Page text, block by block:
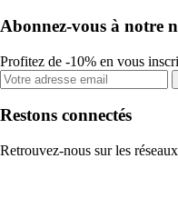
Abonnez-vous à notre
Profitez de -10% en vous
Restons connectés
Retrouvez-nous sur les